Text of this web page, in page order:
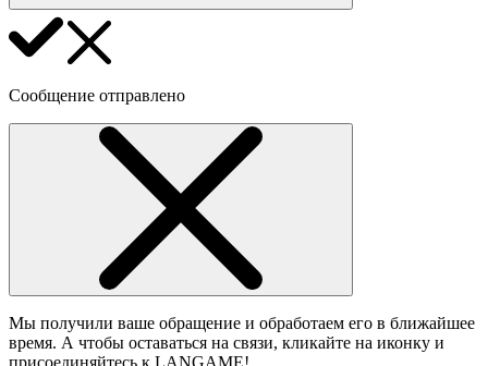
Сообщение отправлено
Мы получили ваше обращение и обработаем его в ближайшее
время. А чтобы оставаться на связи, кликайте на иконку и
присоединяйтесь к LANGAME!